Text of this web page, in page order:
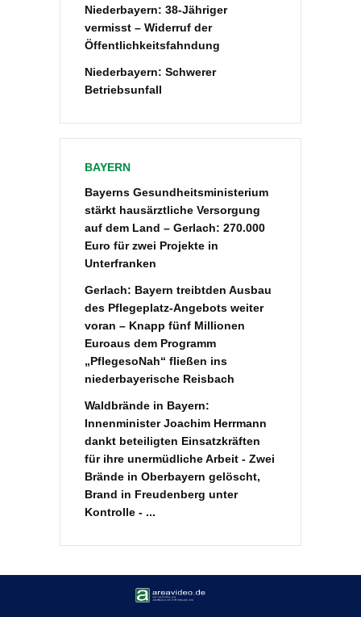
Niederbayern: 38-Jähriger
vermisst – Widerruf der
Öffentlichkeitsfahndung
Niederbayern: Schwerer
Betriebsunfall
BAYERN
Bayerns Gesundheitsministerium
stärkt hausärztliche Versorgung
auf dem Land – Gerlach: 270.000
Euro für zwei Projekte in
Unterfranken
Gerlach: Bayern treibtden Ausbau
des Pflegeplatz-Angebots weiter
voran – Knapp fünf Millionen
Euroaus dem Programm
„PflegesoNah“ fließen ins
niederbayerische Reisbach
Waldbrände in Bayern:
Innenminister Joachim Herrmann
dankt beteiligten Einsatzkräften
für ihre unermüdliche Arbeit - Zwei
Brände in Oberbayern gelöscht,
Brand in Freudenberg unter
Kontrolle - ...